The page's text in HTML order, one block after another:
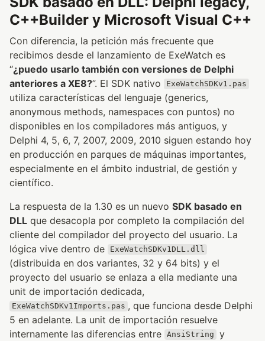
C++Builder y Microsoft Visual C++
Con diferencia, la petición más frecuente que
recibimos desde el lanzamiento de ExeWatch es
“¿puedo usarlo también con versiones de Delphi
anteriores a XE8?”. El SDK nativo ExeWatchSDKv1.pas
utiliza características del lenguaje (generics,
anonymous methods, namespaces con puntos) no
disponibles en los compiladores más antiguos, y
Delphi 4, 5, 6, 7, 2007, 2009, 2010 siguen estando hoy
en producción en parques de máquinas importantes,
especialmente en el ámbito industrial, de gestión y
científico.
La respuesta de la 1.30 es un nuevo SDK basado en
DLL que desacopla por completo la compilación del
cliente del compilador del proyecto del usuario. La
lógica vive dentro de
ExeWatchSDKv1DLL.dll
(distribuida en dos variantes, 32 y 64 bits) y el
proyecto del usuario se enlaza a ella mediante una
unit de importación dedicada,
ExeWatchSDKv1Imports.pas , que funciona desde Delphi
5 en adelante. La unit de importación resuelve
internamente las diferencias entre AnsiString y